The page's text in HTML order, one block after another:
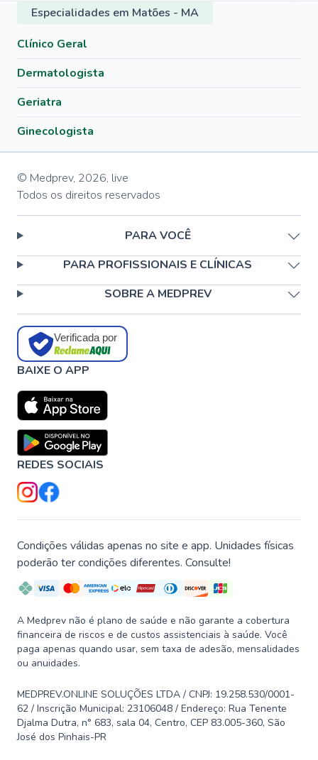
Especialidades em Matões - MA
Clínico Geral
Dermatologista
Geriatra
Ginecologista
© Medprev, 2026, live
Todos os direitos reservados
PARA VOCÊ
PARA PROFISSIONAIS E CLÍNICAS
SOBRE A MEDPREV
Verificada por
BAIXE O APP
REDES SOCIAIS
Condições válidas apenas no site e app. Unidades físicas
poderão ter condições diferentes. Consulte!
A Medprev não é plano de saúde e não garante a cobertura
financeira de riscos e de custos assistenciais à saúde. Você
paga apenas quando usar, sem taxa de adesão, mensalidades
ou anuidades.
MEDPREV.ONLINE SOLUÇÕES LTDA / CNPJ: 19.258.530/0001-
62 / Inscrição Municipal: 23106048 / Endereço: Rua Tenente
Djalma Dutra, n° 683, sala 04, Centro, CEP 83.005-360, São
José dos Pinhais-PR